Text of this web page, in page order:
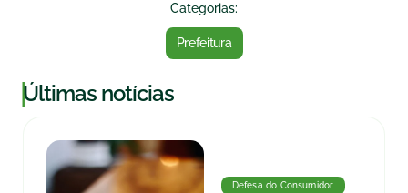
Categorias:
Prefeitura
|Últimas notícias
Defesa do Consumidor